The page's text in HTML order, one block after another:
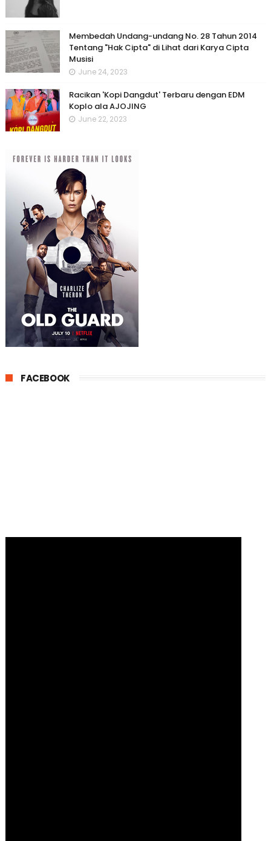
Membedah Undang-undang No. 28 Tahun 2014
Tentang "Hak Cipta" di Lihat dari Karya Cipta
Musisi
June 24, 2023
Racikan 'Kopi Dangdut' Terbaru dengan EDM
Koplo ala AJOJING
June 22, 2023
FACEBOOK